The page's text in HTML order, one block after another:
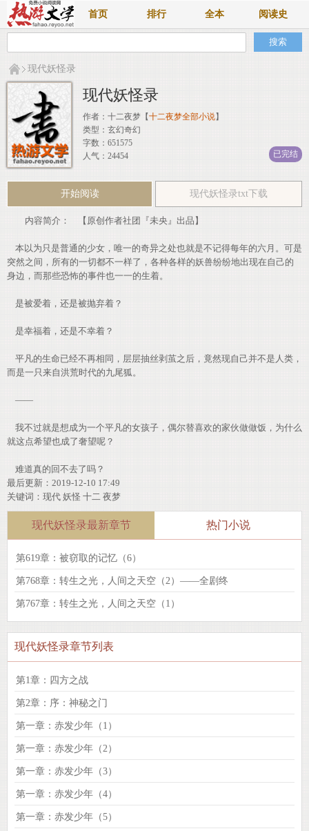
首页 排行 全本 阅读史
现代妖怪录
现代妖怪录
作者： 十二夜梦 【十二夜梦全部小说】
类型：玄幻奇幻
字数：651575
人气：24454
已完结
开始阅读 现代妖怪录txt下载
内容简介： 【原创作者社团『未央』出品】
本以为只是普通的少女，唯一的奇异之处也就是不记得每年的六月。可是
突然之间，所有的一切都不一样了，各种各样的妖兽纷纷地出现在自己的
身边，而那些恐怖的事件也一一的生着。
是被爱着，还是被抛弃着？
是幸福着，还是不幸着？
平凡的生命已经不再相同，层层抽丝剥茧之后，竟然现自己并不是人类，
而是一只来自洪荒时代的九尾狐。
——
我不过就是想成为一个平凡的女孩子，偶尔替喜欢的家伙做做饭，为什么
就这点希望也成了奢望呢？
难道真的回不去了吗？
最后更新：2019-12-10 17:49
关键词： 现代 妖怪 十二 夜梦
现代妖怪录最新章节 热门小说
第619章：被窃取的记忆（6）
第768章：转生之光，人间之天空（2）——全剧终
第767章：转生之光，人间之天空（1）
现代妖怪录章节列表
第1章：四方之战
第2章：序：神秘之门
第一章：赤发少年（1）
第一章：赤发少年（2）
第一章：赤发少年（3）
第一章：赤发少年（4）
第一章：赤发少年（5）